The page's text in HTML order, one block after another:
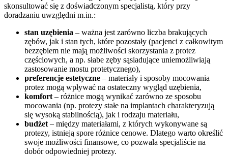
skonsultować się z doświadczonym specjalistą, który przy
doradzaniu uwzględni m.in.:
stan uzębienia – ważna jest zarówno liczba brakujących
zębów, jak i stan tych, które pozostały (pacjenci z całkowitym
bezzębiem nie mają możliwości skorzystania z protez
częściowych, a np. słabe zęby sąsiadujące uniemożliwiają
zastosowanie mostu protetycznego),
preferencje estetyczne – materiały i sposoby mocowania
protez mogą wpływać na ostateczny wygląd uzębienia,
komfort – różnice mogą wynikać zarówno ze sposobu
mocowania (np. protezy stałe na implantach charakteryzują
się wysoką stabilnością), jak i rodzaju materiału,
budżet – między materiałami, z których wykonywane są
protezy, istnieją spore różnice cenowe. Dlatego warto określić
swoje możliwości finansowe, co pozwala specjaliście na
dobór odpowiedniej protezy.